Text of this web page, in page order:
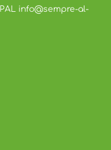
info@sempre-al-